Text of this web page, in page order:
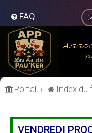
FAQ
Portal Index du
VENDREDI